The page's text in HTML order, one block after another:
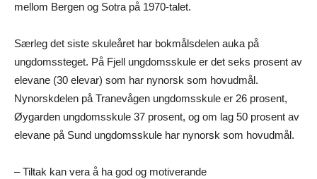
mellom Bergen og Sotra på 1970-talet.
Særleg det siste skuleåret har bokmålsdelen auka på
ungdomssteget. På Fjell ungdomsskule er det seks prosent av
elevane (30 elevar) som har nynorsk som hovudmål.
Nynorskdelen på Tranevågen ungdomsskule er 26 prosent,
Øygarden ungdomsskule 37 prosent, og om lag 50 prosent av
elevane på Sund ungdomsskule har nynorsk som hovudmål.
– Tiltak kan vera å ha god og motiverande